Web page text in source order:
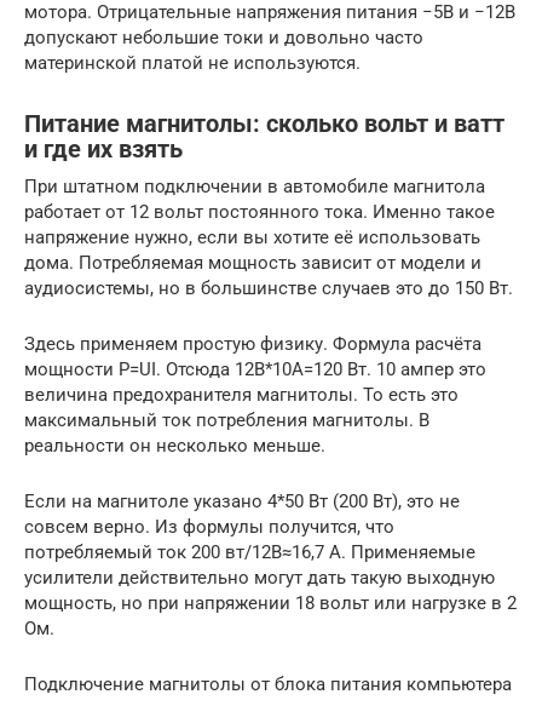
мотора. Отрицательные напряжения питания −5В и −12В
допускают небольшие токи и довольно часто
материнской платой не используются.
Питание магнитолы: сколько вольт и ватт
и где их взять
При штатном подключении в автомобиле магнитола
работает от 12 вольт постоянного тока. Именно такое
напряжение нужно, если вы хотите её использовать
дома. Потребляемая мощность зависит от модели и
аудиосистемы, но в большинстве случаев это до 150 Вт.
Здесь применяем простую физику. Формула расчёта
мощности P=UI. Отсюда 12В*10А=120 Вт. 10 ампер это
величина предохранителя магнитолы. То есть это
максимальный ток потребления магнитолы. В
реальности он несколько меньше.
Если на магнитоле указано 4*50 Вт (200 Вт), это не
совсем верно. Из формулы получится, что
потребляемый ток 200 вт/12В≈16,7 А. Применяемые
усилители действительно могут дать такую выходную
мощность, но при напряжении 18 вольт или нагрузке в 2
Ом.
Подключение магнитолы от блока питания компьютера